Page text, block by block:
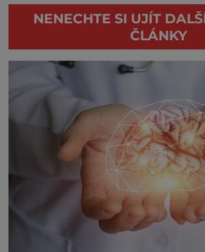
NENECHTE SI UJÍT
ČLÁNKY